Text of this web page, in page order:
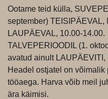
Ootame teid külla,
september) TEISIPÄEVAL,
LAUPÄEVAL, 10.00-14.00.
TALVEPERIOODIL (1.
avatud ainult LAUPÄEVITI,
Headel ostjatel on
tööaega. Harva võib meil
ära käimisi.